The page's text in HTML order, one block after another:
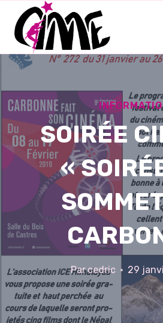
contenu
SOIRÉE
«
Parcedric 29